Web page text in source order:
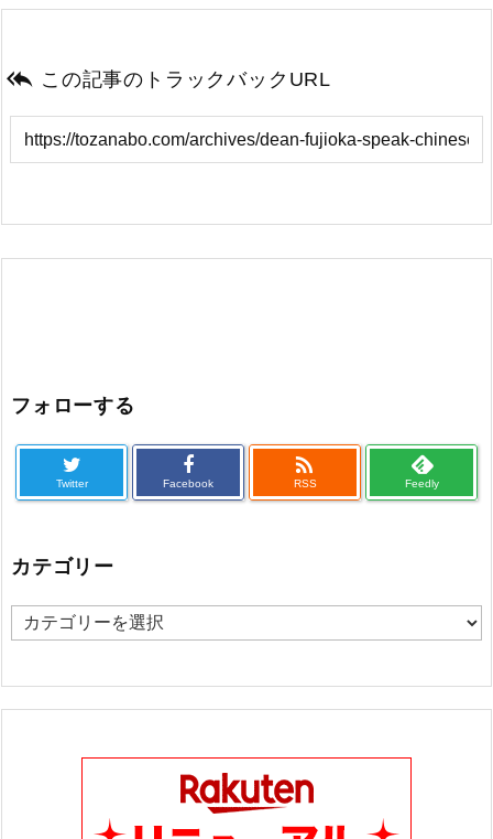
 この記事のトラックバックURL
フォローする
Twitter Facebook

RSS Feedly
カテゴリー
カ